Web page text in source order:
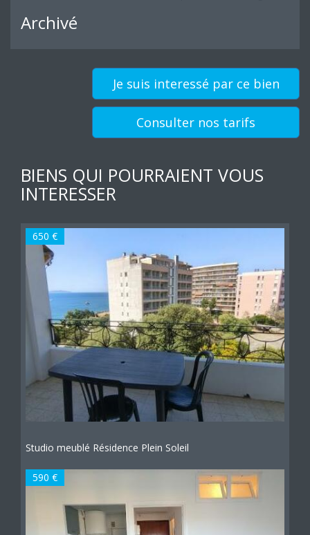
Archivé
Je suis interessé par ce bien
Consulter nos tarifs
BIENS QUI POURRAIENT VOUS
INTERESSER
650 €
Studio meublé Résidence Plein Soleil
590 €